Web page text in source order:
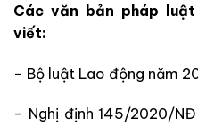
Các văn bản pháp
viết:
– Bộ luật Lao động năm
– Nghị định 145/2020/